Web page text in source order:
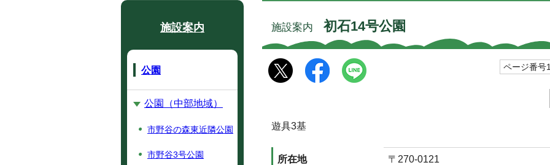
施設案内 初石14号公園
ページ番号
遊具3基
所在地
〒270-0121
施設案内
公園
公園（中部地域）
市野谷の森東近隣公園
市野谷3号公園